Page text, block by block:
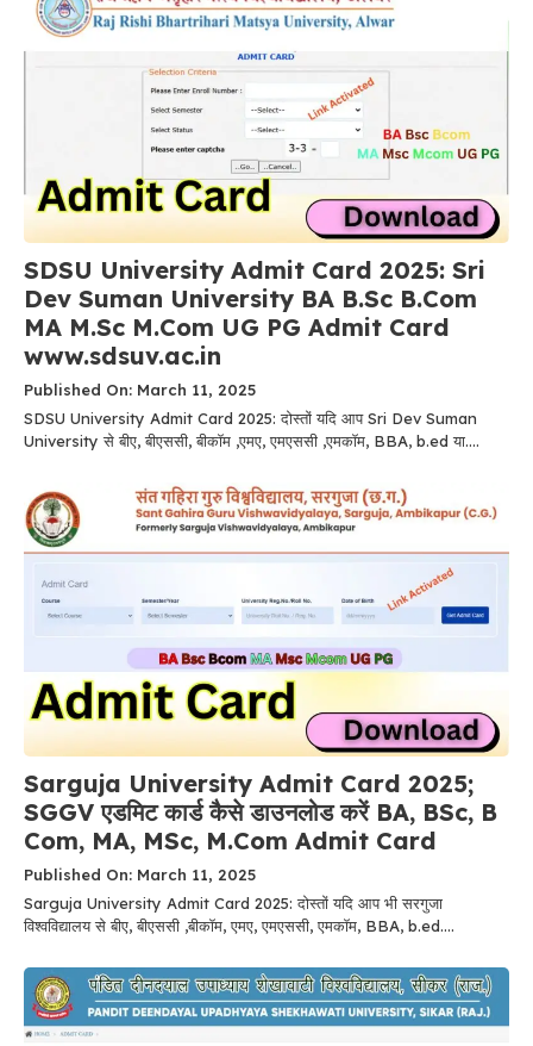
SDSU University Admit Card 2025: Sri
Dev Suman University BA B.Sc B.Com
MA M.Sc M.Com UG PG Admit Card
www.sdsuv.ac.in
Published On: March 11, 2025
SDSU University Admit Card 2025: दोस्तों यदि आप Sri Dev Suman
University से बीए, बीएससी, बीकॉम ,एमए, एमएससी ,एमकॉम, BBA, b.ed या....
Sarguja University Admit Card 2025;
SGGV एडमिट कार्ड कैसे डाउनलोड करें BA, BSc, B
Com, MA, MSc, M.Com Admit Card
Published On: March 11, 2025
Sarguja University Admit Card 2025: दोस्तों यदि आप भी सरगुजा
विश्वविद्यालय से बीए, बीएससी ,बीकॉम, एमए, एमएससी, एमकॉम, BBA, b.ed....